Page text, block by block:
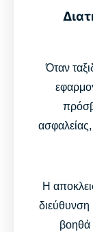
Όταν
Η
βοηθά